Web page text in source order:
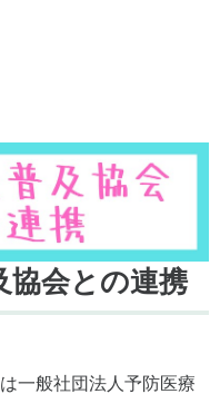
協会との連携
一般社団法人予防医療